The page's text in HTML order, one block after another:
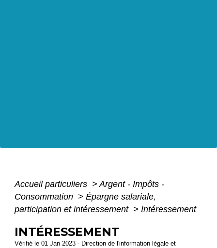
Accueil particuliers > Argent - Impôts -
Consommation > Épargne salariale,
participation et intéressement > Intéressement
INTÉRESSEMENT
Vérifié le 01 Jan 2023 - Direction de l'information légale et